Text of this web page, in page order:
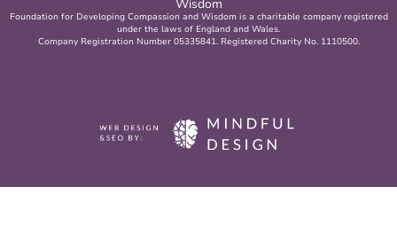
Wisdom
Foundation for Developing Compassion and Wisdom is a charitable company registered
under the laws of England and Wales.
Company Registration Number 05335841. Registered Charity No. 1110500.